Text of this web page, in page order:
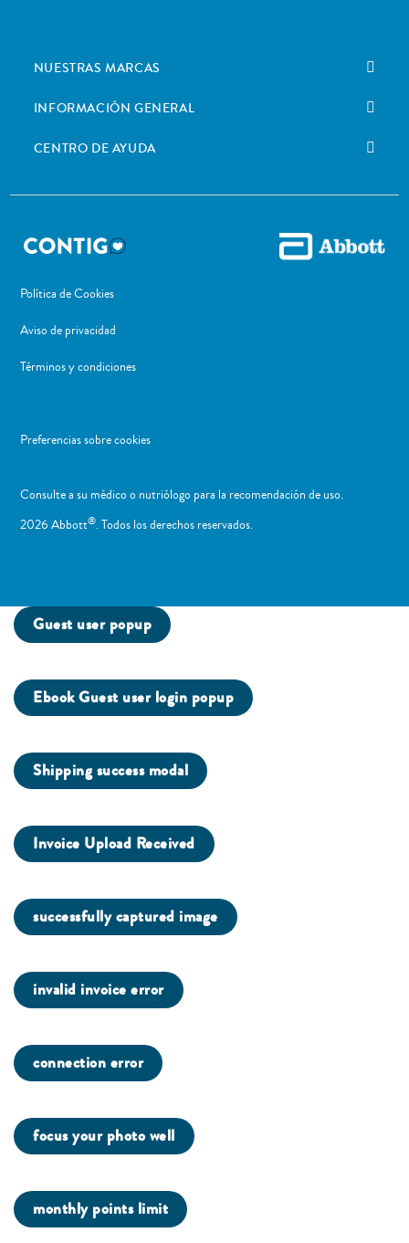
NUESTRAS MARCAS
INFORMACIÓN GENERAL
CENTRO DE AYUDA
Política de Cookies
Aviso de privacidad
Términos y condiciones
Preferencias sobre cookies
Consulte a su médico o nutriólogo para la recomendación de uso. ​
2026 Abbott®. Todos los derechos reservados.
Guest user popup
Ebook Guest user login popup
Shipping success modal
Invoice Upload Received
successfully captured image
invalid invoice error
connection error
focus your photo well
monthly points limit